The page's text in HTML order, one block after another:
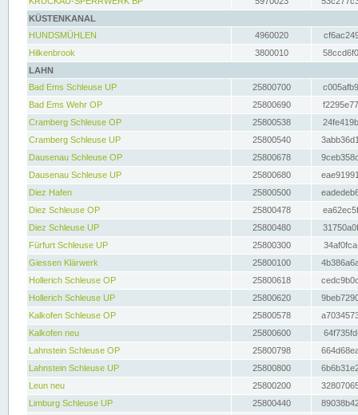
KÜSTENKANAL
HUNDSMÜHLEN
4960020
Hilkenbrook
3800010
LAHN
Bad Ems Schleuse UP
25800700
Bad Ems Wehr OP
25800690
Cramberg Schleuse OP
25800538
Cramberg Schleuse UP
25800540
Dausenau Schleuse OP
25800678
Dausenau Schleuse UP
25800680
Diez Hafen
25800500
Diez Schleuse OP
25800478
Diez Schleuse UP
25800480
Fürfurt Schleuse UP
25800300
Giessen Klärwerk
25800100
Hollerich Schleuse OP
25800618
Hollerich Schleuse UP
25800620
Kalkofen Schleuse OP
25800578
Kalkofen neu
25800600
Lahnstein Schleuse OP
25800798
Lahnstein Schleuse UP
25800800
Leun neu
25800200
Limburg Schleuse UP
25800440